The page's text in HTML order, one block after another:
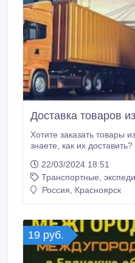
Доставка товаров
Хотите заказать товары из
знаете, как их доставить? Компания ООО
сделает процесс
удобным для вас! Мы предлагаем комплексные
решения, которые покрывают весь спектр
22/03/2024 18:51
Транспортные,
Россия, Красноярск
19 руб.